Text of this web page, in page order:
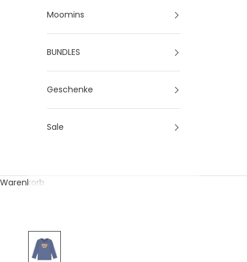
Moomins
BUNDLES
Geschenke
Sale
Warenkorb